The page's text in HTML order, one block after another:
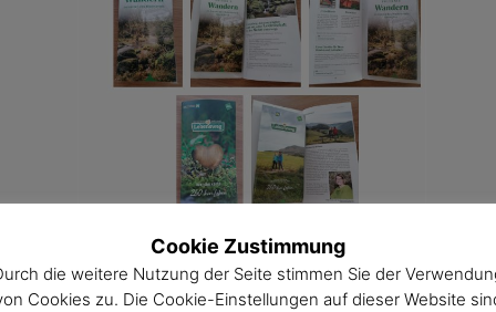
Leben durchwandern – YouTube
Cookie Zustimmung
die weitere Nutzung der Seite stimmen Sie der
Cookies zu. Die Cookie-Einstellungen auf dieser Website